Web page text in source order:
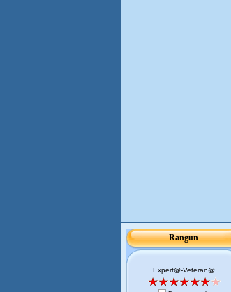
Rangun
Expert@-Veteran@